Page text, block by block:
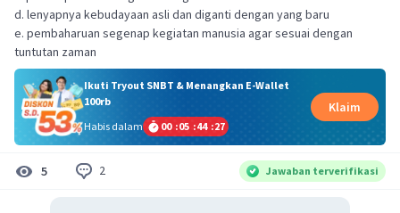
d. lenyapnya kebudayaan asli dan diganti dengan yang baru
e. pembaharuan segenap kegiatan manusia agar sesuai dengan
tuntutan zaman
Ikuti Tryout SNBT & Menangkan E-Wallet
100rb
Habis dalam
00 :05 :44 :26
Klaim
5 2 Jawaban terverifikasi